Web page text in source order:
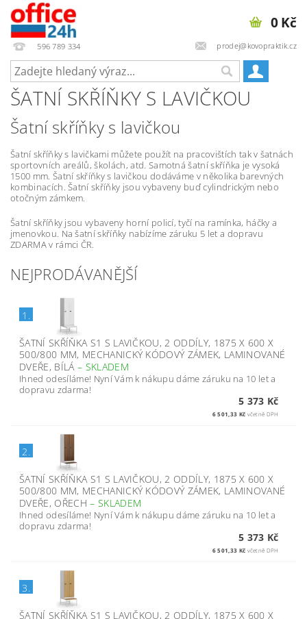
596 789 334 prodej@kovopraktik.cz
0 Kč
ŠATNÍ SKŘÍŇKY S LAVIČKOU
Šatní skříňky s lavičkou
Šatní skříňky s lavičkami můžete použít na pracovištích tak v šatnách
sportovních areálů, školách, atd. Samotná šatní skříňka je vysoká
1500 mm. Šatní skříňky s lavičkou dodáváme v několika barevných
kombinacích. Šatní skříňky jsou vybaveny buď cylindrickým nebo
otočným zámkem.
Šatní skříňky jsou vybaveny horní policí, tyčí na ramínka, háčky a
jmenovkou. Na šatní skříňky nabízíme záruku 5 let a dopravu
ZDARMA v rámci ČR.
NEJPRODÁVANĚJŠÍ
1.
ŠATNÍ SKŘÍŇKA S1 S LAVIČKOU, 2 ODDÍLY, 1875 X 600 X
500/800 MM, MECHANICKÝ KÓDOVÝ ZÁMEK, LAMINOVANÉ
DVEŘE, BÍLÁ – SKLADEM
Ihned odesíláme! Nyní Vám k nákupu dáme záruku na 10 let a
dopravu zdarma!
5 373 Kč
6 501,33 Kč včetně DPH
2.
ŠATNÍ SKŘÍŇKA S1 S LAVIČKOU, 2 ODDÍLY, 1875 X 600 X
500/800 MM, MECHANICKÝ KÓDOVÝ ZÁMEK, LAMINOVANÉ
DVEŘE, OŘECH– SKLADEM
Ihned odesíláme! Nyní Vám k nákupu dáme záruku na 10 let a
dopravu zdarma!
5 373 Kč
6 501,33 Kč včetně DPH
3.
ŠATNÍ SKŘÍŇKA S1 S LAVIČKOU, 2 ODDÍLY, 1875 X 600 X